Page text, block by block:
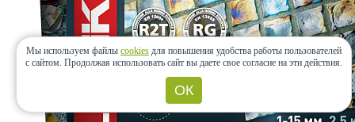
Мы используем файлы cookies для повышения удобства работы пользователей
с сайтом. Продолжая использовать сайт вы даете свое согласие на эти действия.
ОК